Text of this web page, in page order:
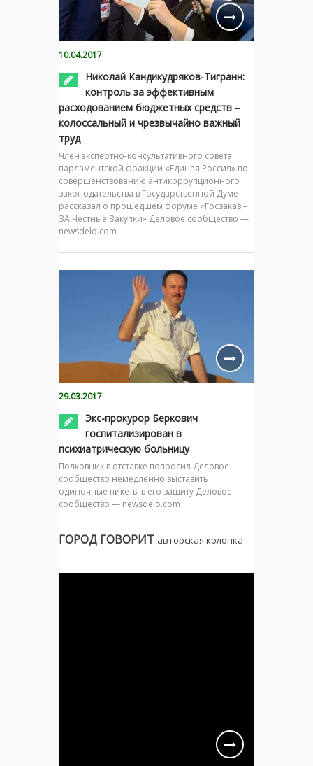
10.04.2017
Николай Кандикудряков-Тигранн:
контроль за эффективным
расходованием бюджетных средств –
колоссальный и чрезвычайно важный
труд
Член экспертно-консультативного совета
парламентской фракции «Единая Россия» по
совершенствованию антикоррупционного
законодательства в Государственной Думе
рассказал о прошедшем форуме «Госзаказ –
ЗА Честные Закупки» Деловое сообщество —
newsdelo.com
29.03.2017
Экс-прокурор Беркович
госпитализирован в
психиатрическую больницу
Полковник в отставке попросил Деловое
сообщество немедленно выставить
одиночные пикеты в его защиту Деловое
сообщество — newsdelo.com
ГОРОД ГОВОРИТ авторская колонка